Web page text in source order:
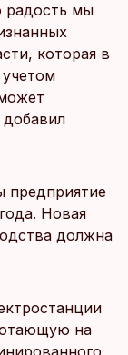
радость мы
которая в
добавил
предприятие
Новая
должна
на